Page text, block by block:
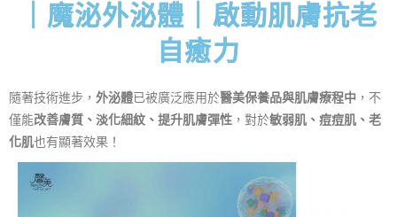
｜魔泌外泌體｜啟動肌膚抗老
自癒力
隨著技術進步， 外泌體已被廣泛應用於醫美保養品與肌膚療程中 ，不
僅能改善膚質、淡化細紋、提升肌膚彈性 ，對於敏弱肌、痘痘肌、老
化肌也有顯著效果！